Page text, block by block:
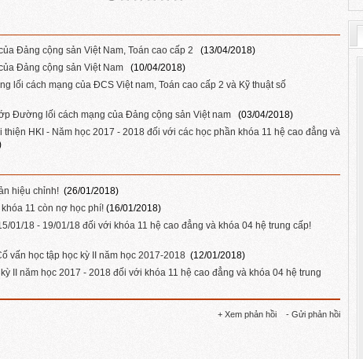
Đảng cộng sản Việt Nam, Toán cao cấp 2
(13/04/2018)
Đảng cộng sản Việt Nam
(10/04/2018)
lối cách mạng của ĐCS Việt nam, Toán cao cấp 2 và Kỹ thuật số
Đường lối cách mạng của Đảng cộng sản Việt nam (03/04/2018)
thiện HKI - Năm học 2017 - 2018 đối với các học phần khóa 11 hệ cao đẳng và
hiệu chỉnh! (26/01/2018)
11 còn nợ học phí! (16/01/2018)
01/18 - 19/01/18 đối với khóa 11 hệ cao đẳng và khóa 04 hệ trung cấp!
vấn học tập học kỳ II năm học 2017-2018 (12/01/2018)
II năm học 2017 - 2018 đối với khóa 11 hệ cao đẳng và khóa 04 hệ trung
+ Xem phản hồi - Gửi phản hồi